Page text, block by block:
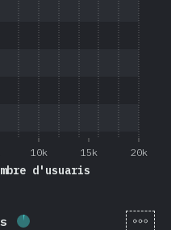
10k 15k 20k
d'usuaris
Percentatge [ca-